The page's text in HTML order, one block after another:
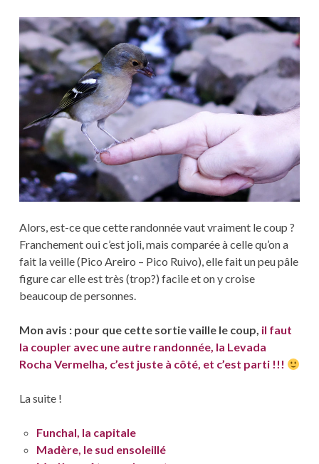
Alors, est-ce que cette randonnée vaut vraiment le coup ?
Franchement oui c’est joli, mais comparée à celle qu’on a
fait la veille (Pico Areiro – Pico Ruivo), elle fait un peu pâle
figure car elle est très (trop?) facile et on y croise
beaucoup de personnes.
Mon avis : pour que cette sortie vaille le coup, il faut
la coupler avec une autre randonnée, la Levada
Rocha Vermelha, c’est juste à côté, et c’est parti !!!
La suite !
Funchal, la capitale
Madère, le sud ensoleillé